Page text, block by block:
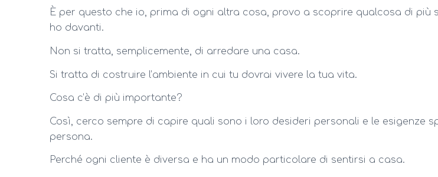
È per questo che io, prima di ogni altra cosa, provo a scoprire qualcosa di più
ho davanti.
Non si tratta, semplicemente, di arredare una casa.
Si tratta di costruire l’ambiente in cui tu dovrai vivere la tua vita.
Cosa c’è di più importante?
Così, cerco sempre di capire quali sono i loro desideri personali e le esigenze
persona.
Perché ogni cliente è diversa e ha un modo particolare di sentirsi a casa.